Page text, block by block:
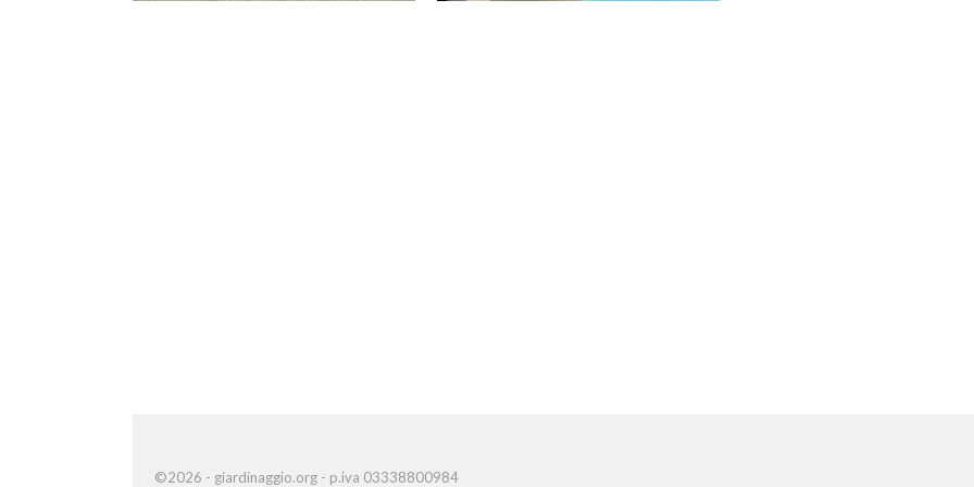
©2026 - giardinaggio.org - p.iva 03338800984